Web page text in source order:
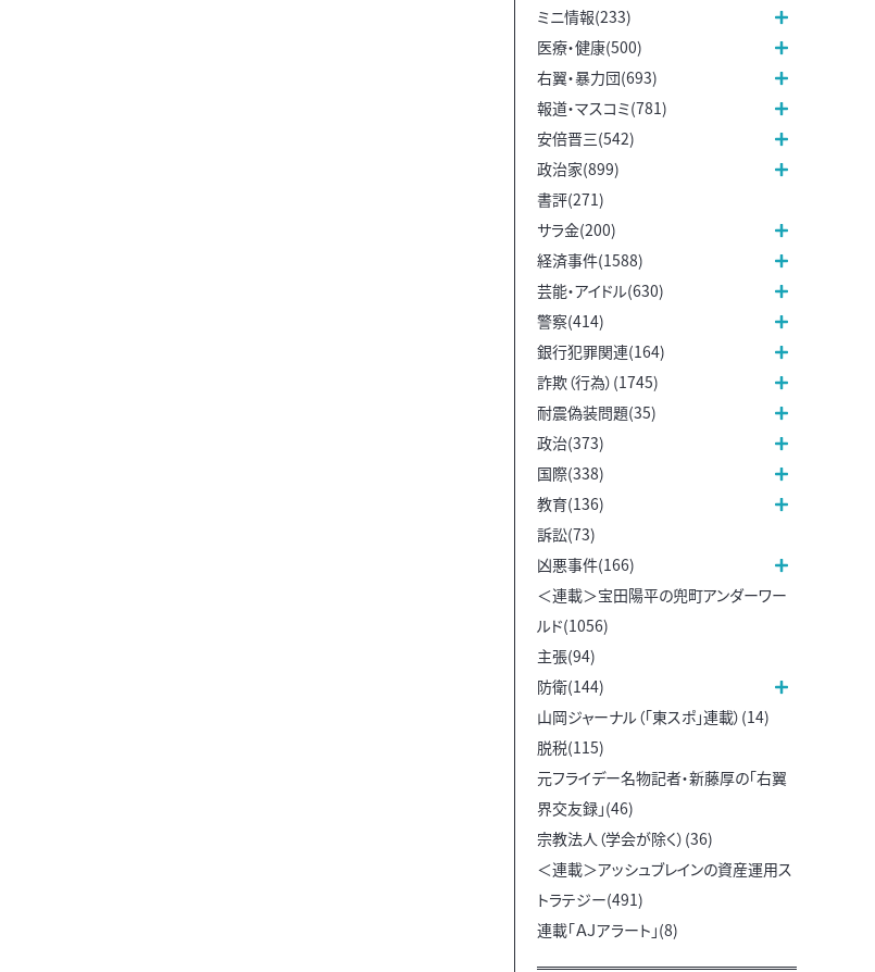
ミニ情報(233)
医療・健康(500)
右翼・暴力団(693)
報道・マスコミ(781)
安倍晋三(542)
政治家(899)
書評(271)
サラ金(200)
経済事件(1588)
芸能・アイドル(630)
警察(414)
銀行犯罪関連(164)
詐欺（行為）(1745)
耐震偽装問題(35)
政治(373)
国際(338)
教育(136)
訴訟(73)
凶悪事件(166)
＜連載＞宝田陽平の兜町アンダーワー
ルド(1056)
主張(94)
防衛(144)
山岡ジャーナル（「東スポ」連載）(14)
脱税(115)
元フライデー名物記者・新藤厚の「右翼
界交友録」(46)
宗教法人（学会が除く）(36)
＜連載＞アッシュブレインの資産運用ス
トラテジー(491)
連載「ＡＪアラート」(8)